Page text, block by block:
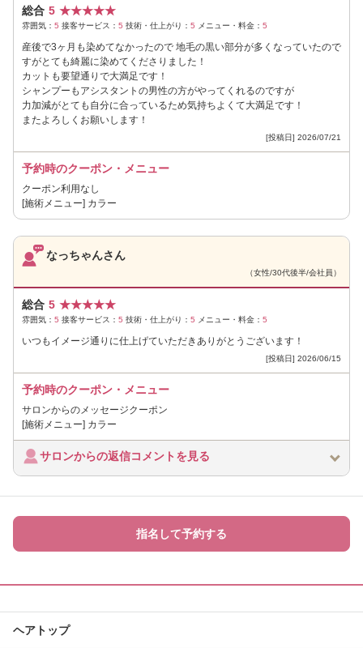
総合 5 ★★★★★
雰囲気： 5 接客サービス： 5 技術・仕上がり： 5 メニュー・料金： 5
産後で3ヶ月も染めてなかったので 地毛の黒い部分が多くなっていたので
すがとても綺麗に染めてくださりました！
カットも要望通りで大満足です！
シャンプーもアシスタントの男性の方がやってくれるのですが
力加減がとても自分に合っているため気持ちよくて大満足です！
またよろしくお願いします！
[投稿日] 2026/07/21
予約時のクーポン・メニュー
クーポン利用なし
[施術メニュー] カラー
なっちゃんさん
（女性/30代後半/会社員）
総合 5 ★★★★★
雰囲気： 5 接客サービス： 5 技術・仕上がり： 5 メニュー・料金： 5
いつもイメージ通りに仕上げていただきありがとうございます！
[投稿日] 2026/06/15
予約時のクーポン・メニュー
サロンからのメッセージクーポン
[施術メニュー] カラー
サロンからの返信コメントを見る
指名して予約する
ヘアトップ